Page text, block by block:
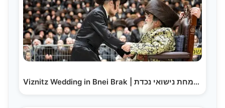
Viznitz Wedding in Bnei Brak | שמחת נישואי נכדת…